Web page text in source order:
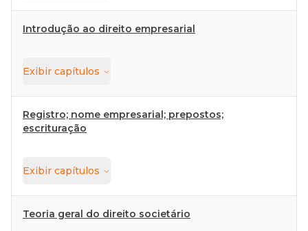
Introdução ao direito empresarial
Exibir capítulos
Registro; nome empresarial; prepostos;
escrituração
Exibir capítulos
Teoria geral do direito societário